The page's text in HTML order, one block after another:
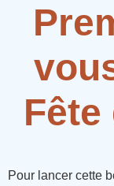
Fête
Pour lancer cette